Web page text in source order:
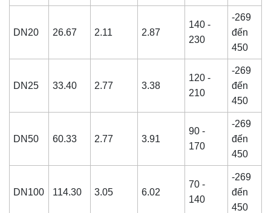
DN20 26.67 2.11 2.87
140 -
230
-269
đến
450
DN25 33.40 2.77 3.38
120 -
210
-269
đến
450
DN50 60.33 2.77 3.91
90 -
170
-269
đến
450
DN100 114.30 3.05 6.02
70 -
140
-269
đến
450